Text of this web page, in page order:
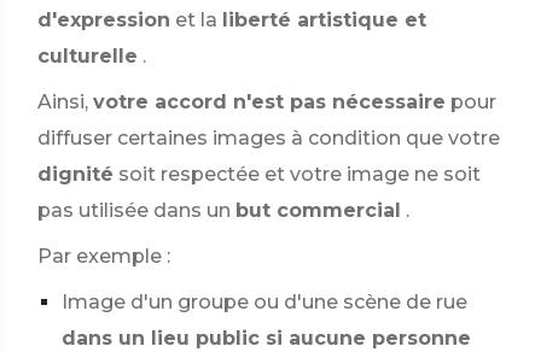
d'expression et la liberté artistique et
culturelle .
Ainsi, votre accord n'est pas nécessaire pour
diffuser certaines images à condition que votre
dignité soit respectée et votre image ne soit
pas utilisée dans un but commercial .
Par exemple :
Image d'un groupe ou d'une scène de rue
dans un lieu public si aucune personne